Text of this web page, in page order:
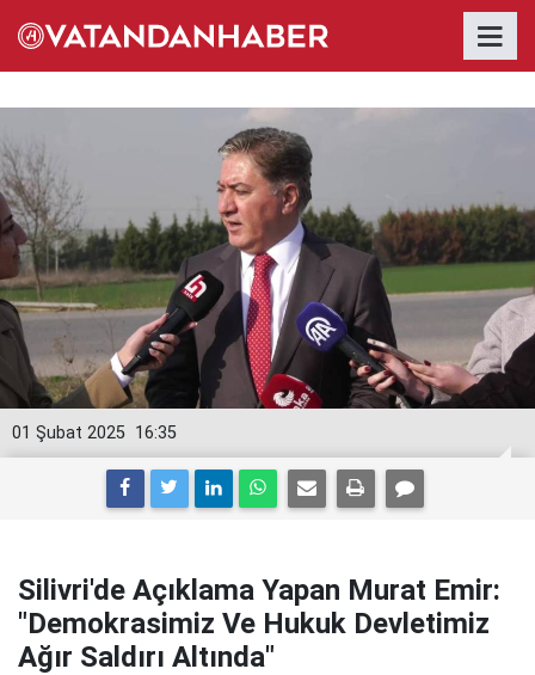
16:35
01 Şubat 2025
Silivri'de Açıklama Yapan Murat Emir:
"Demokrasimiz Ve Hukuk Devletimiz
Ağır Saldırı Altında"